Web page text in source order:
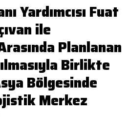
Yardımcısı Fuat
ile
Planlanan
Birlikte
Bölgesinde
Merkez